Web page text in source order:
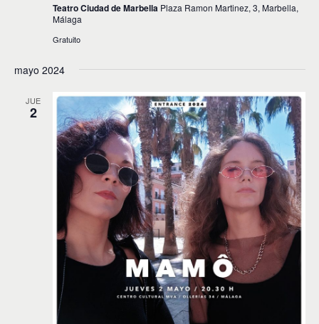
Teatro Ciudad de Marbella Plaza Ramon Martinez, 3, Marbella,
Málaga
Gratuito
mayo 2024
JUE
2